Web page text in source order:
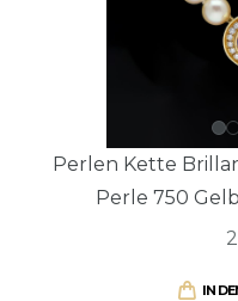
Perlen Kette
Perle 750
IN